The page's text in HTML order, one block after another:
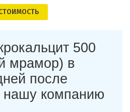
500
мрамор) в
после
компанию